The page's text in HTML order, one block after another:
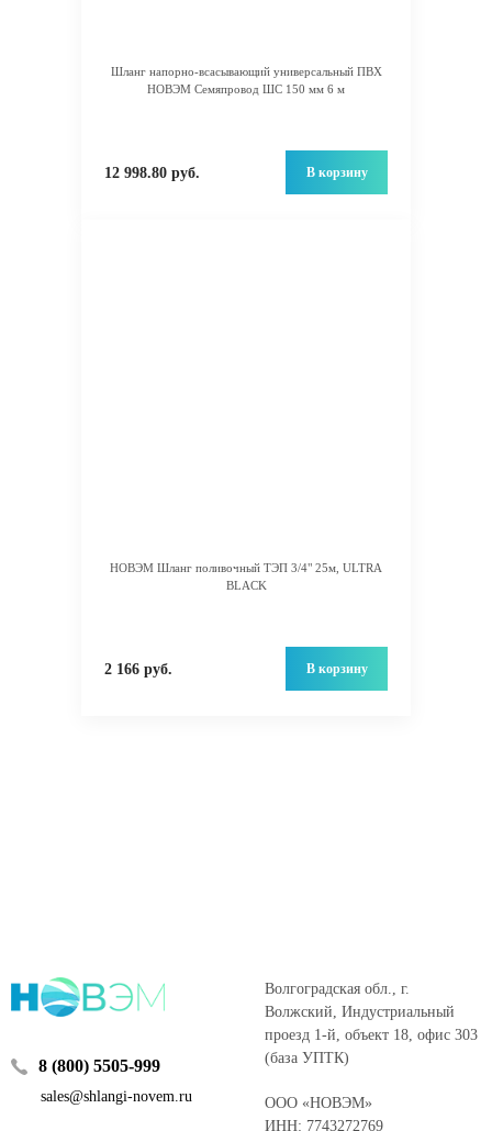
Шланг напорно-всасывающий универсальный ПВХ
НОВЭМ Семяпровод ШС 150 мм 6 м
12 998.80 руб. В корзину
НОВЭМ Шланг поливочный ТЭП 3/4" 25м, ULTRA
BLACK
2 166 руб. В корзину
8 (800) 5505-999
sales@shlangi-novem.ru
Волгоградская обл., г.
Волжский, Индустриальный
проезд 1-й, объект 18, офис 303
(база УПТК)
ООО «НОВЭМ»
ИНН: 7743272769